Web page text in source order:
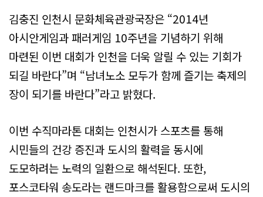
김충진 인천시 문화체육관광국장은 “2014년
아시안게임과 패러게임 10주년을 기념하기 위해
마련된 이번 대회가 인천을 더욱 알릴 수 있는 기회가
되길 바란다”며 “남녀노소 모두가 함께 즐기는 축제의
장이 되기를 바란다”라고 밝혔다.
이번 수직마라톤 대회는 인천시가 스포츠를 통해
시민들의 건강 증진과 도시의 활력을 동시에
도모하려는 노력의 일환으로 해석된다. 또한,
포스코타워 송도라는 랜드마크를 활용함으로써 도시의